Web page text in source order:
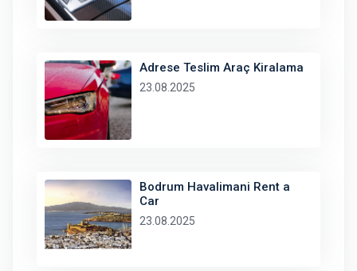
Adrese Teslim Araç Kiralama
23.08.2025
Bodrum Havalimani Rent a
Car
23.08.2025